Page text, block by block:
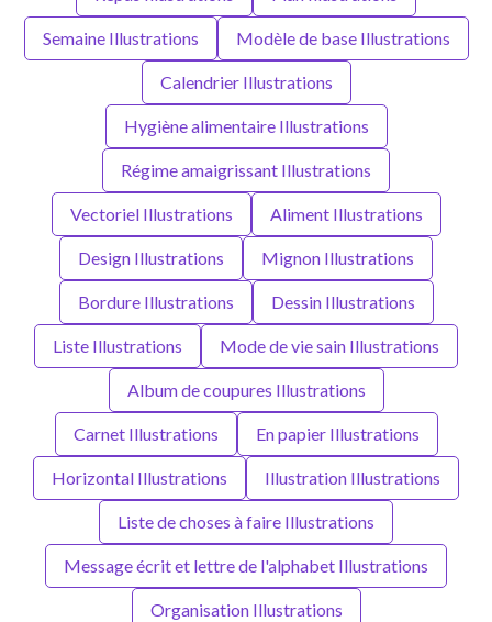
Semaine Illustrations Modèle de base Illustrations
Calendrier Illustrations
Hygiène alimentaire Illustrations
Régime amaigrissant Illustrations
Vectoriel Illustrations Aliment Illustrations
Design Illustrations Mignon Illustrations
Bordure Illustrations Dessin Illustrations
Liste Illustrations Mode de vie sain Illustrations
Album de coupures Illustrations
Carnet Illustrations En papier Illustrations
Horizontal Illustrations Illustration Illustrations
Liste de choses à faire Illustrations
Message écrit et lettre de l'alphabet Illustrations
Organisation Illustrations